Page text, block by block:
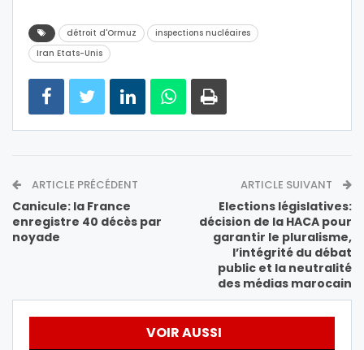
détroit d'Ormuz
inspections nucléaires
Iran Etats-Unis
ARTICLE PRÉCÉDENT
Canicule: la France
enregistre 40 décès par
noyade
ARTICLE SUIVANT
Elections législatives:
décision de la HACA pour
garantir le pluralisme,
l’intégrité du débat
public et la neutralité
des médias marocain
VOIR AUSSI